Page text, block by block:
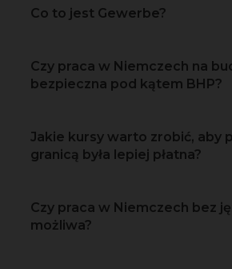
Co to jest Gewerbe?
Czy praca w Niemczech na
bezpieczna pod kątem BHP?
Jakie kursy warto zrobić, aby
granicą była lepiej płatna?
Czy praca w Niemczech bez
możliwa?